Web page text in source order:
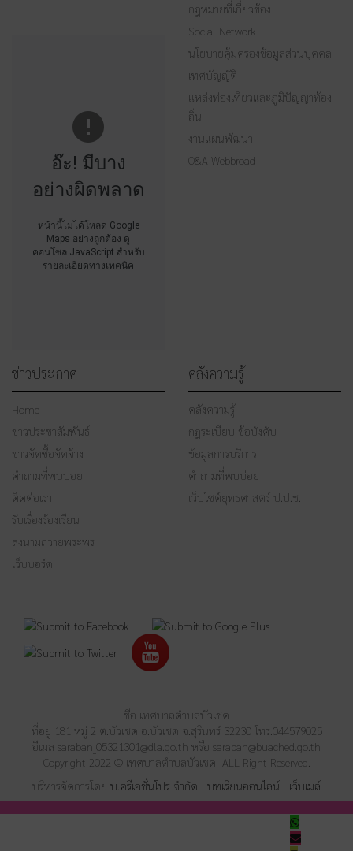
อ๊ะ! มีบาง
อย่างผิดพลาด
หน้านี้ไม่ได้โหลด Google
Maps อย่างถูกต้อง ดู
คอนโซล JavaScript สำหรับ
รายละเอียดทางเทคนิค
กฎหมายที่เกี่ยวข้อง
Social Network
นโยบายคุ้มครองข้อมูลส่วนบุคคล
เทศบัญญัติ
แหล่งท่องเที่ยวและภูมิปัญญาท้อง
ถิ่น
งานแผนพัฒนา
Q&A Webbroad
ข่าวประกาศ
Home
ข่าวประชาสัมพันธ์
ข่าวจัดซื้อจัดจ้าง
คำถามที่พบบ่อย
ติดต่อเรา
รับเรื่องร้องเรียน
ลงนามถวายพระพร
เว็บบอร์ด
คลังความรู้
คลังความรู้
กฎระเบียบ ข้อบังคับ
ข้อมูลการบริการ
คำถามที่พบบ่อย
เว็บไซต์ยุทธศาสตร์ ป.ป.ช.
ชื่อ เทศบาลตำบลบัวเชด
ที่อยู่ 181 หมู่ 2 ต.บัวเชด อ.บัวเชด จ.สุรินทร์ 32230 โทร.044579025
อีเมล saraban_05321301@dla.go.th หรือ saraban@buached.go.th
Copyright 2022 © เทศบาลตำบลบัวเชด ALL Right Reserved.
บริหารจัดการโดย บ.ครีเอชั่นโปร จำกัด บทเรียนออนไลน์ เว็บเมล์